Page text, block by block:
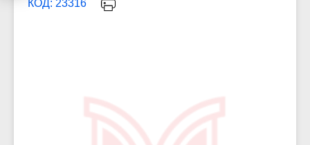
КОД: 23316